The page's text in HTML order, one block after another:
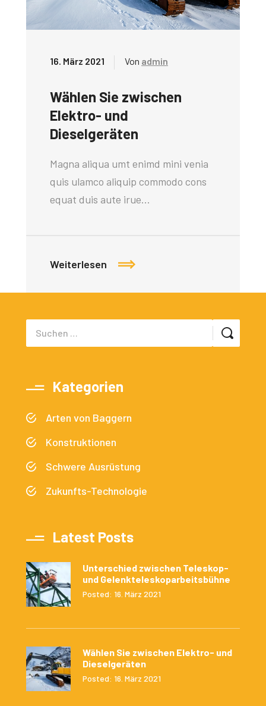
16. März 2021 Von admin
Wählen Sie zwischen
Elektro- und
Dieselgeräten
Magna aliqua umt enimd mini venia
quis ulamco aliquip commodo cons
equat duis aute irue…
Weiterlesen
Kategorien
Arten von Baggern
Konstruktionen
Schwere Ausrüstung
Zukunfts-Technologie
Latest Posts
Unterschied zwischen Teleskop-
und Gelenkteleskoparbeitsbühne
Posted: 16. März 2021
Wählen Sie zwischen Elektro- und
Dieselgeräten
Posted: 16. März 2021